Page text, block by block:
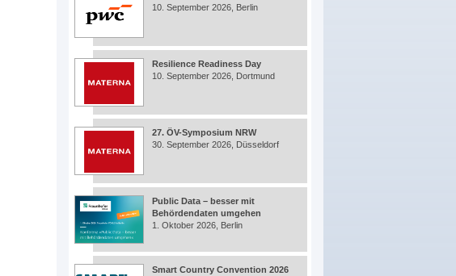
10. September 2026, Berlin
Resilience Readiness Day
10. September 2026, Dortmund
27. ÖV-Symposium NRW
30. September 2026, Düsseldorf
Public Data – besser mit
Behördendaten umgehen
1. Oktober 2026, Berlin
Smart Country Convention 2026